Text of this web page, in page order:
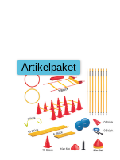
Artikelpaket